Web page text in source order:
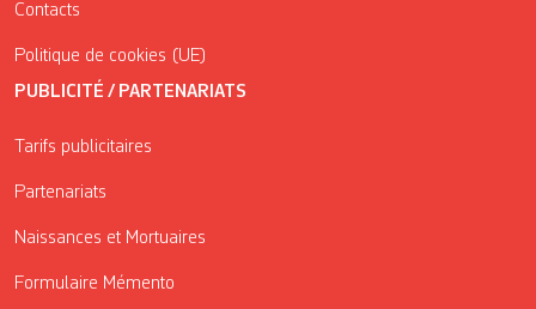
Contacts
Politique de cookies (UE)
PUBLICITÉ / PARTENARIATS
Tarifs publicitaires
Partenariats
Naissances et Mortuaires
Formulaire Mémento